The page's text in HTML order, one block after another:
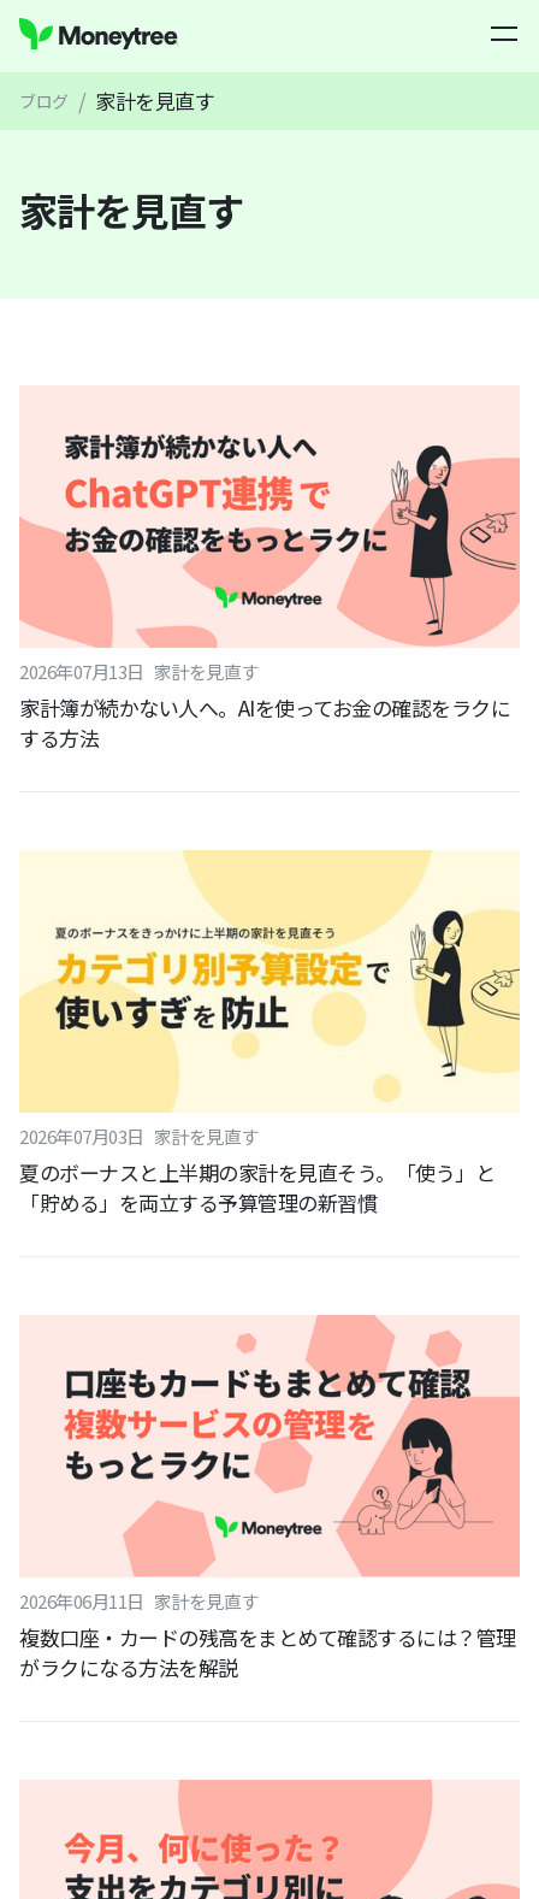
ブログ / 家計を見直す
家計を見直す
2026年07月13日 家計を見直す
家計簿が続かない人へ。AIを使ってお金の確認をラクに
する方法
2026年07月03日 家計を見直す
夏のボーナスと上半期の家計を見直そう。「使う」と
「貯める」を両立する予算管理の新習慣
2026年06月11日 家計を見直す
複数口座・カードの残高をまとめて確認するには？管理
がラクになる方法を解説